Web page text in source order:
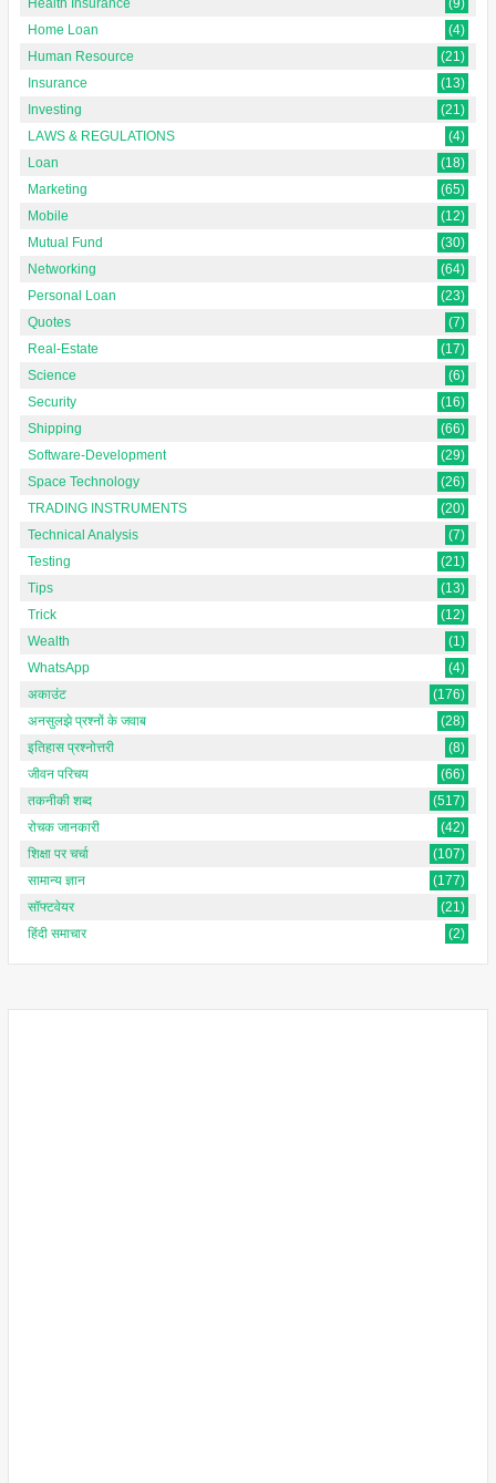
Health Insurance
(9)
Home Loan
(4)
Human Resource
(21)
Insurance
(13)
Investing
(21)
LAWS & REGULATIONS
(4)
Loan
(18)
Marketing
(65)
Mobile
(12)
Mutual Fund
(30)
Networking
(64)
Personal Loan
(23)
Quotes
(7)
Real-Estate
(17)
Science
(6)
Security
(16)
Shipping
(66)
Software-Development
(29)
Space Technology
(26)
TRADING INSTRUMENTS
(20)
Technical Analysis
(7)
Testing
(21)
Tips
(13)
Trick
(12)
Wealth
(1)
WhatsApp
(4)
अकाउंट
(176)
अनसुलझे प्रश्नों के जवाब
(28)
इतिहास प्रश्नोत्तरी
(8)
जीवन परिचय
(66)
तकनीकी शब्द
(517)
रोचक जानकारी
(42)
शिक्षा पर चर्चा
(107)
सामान्य ज्ञान
(177)
सॉफ्टवेयर
(21)
हिंदी समाचार
(2)